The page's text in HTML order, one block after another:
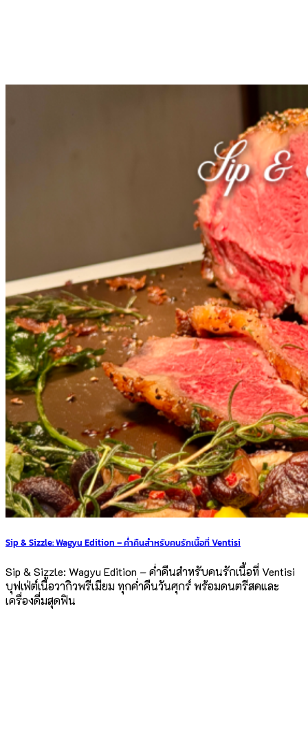
Sip & Sizzle: Wagyu Edition – ค่ำคืนสำหรับคนรักเนื้อที่ Ventisi
Sip & Sizzle: Wagyu Edition – ค่ำคืนสำหรับคนรักเนื้อที่ Ventisi
บุฟเฟ่ต์เนื้อวากิวพรีเมียม ทุกค่ำคืนวันศุกร์ พร้อมดนตรีสดและ
เครื่องดื่มสุดฟิน